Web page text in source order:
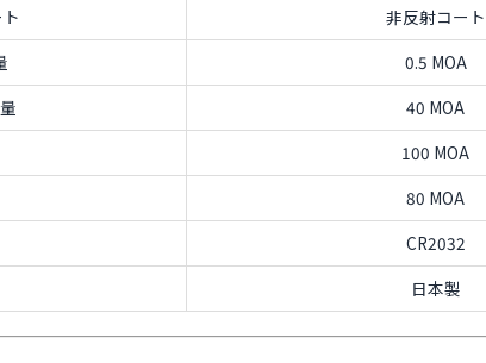
非反射コート
0.5 MOA
40 MOA
100 MOA
80 MOA
CR2032
日本製